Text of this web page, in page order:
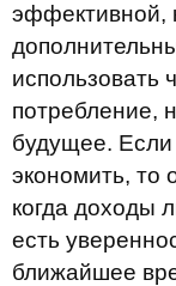
эффективной,
использовать
потребление,
будущее.
экономить, то
когда доходы
есть
ближайшее